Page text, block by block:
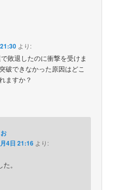
より:
敗退したのに衝撃を受けま
破できなかった原因はどこ
ますか？
4日 21:16 より:
。